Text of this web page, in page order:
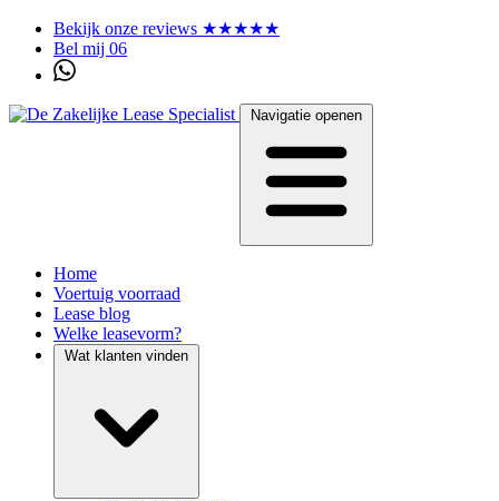
Bekijk onze reviews ★★★★★
Bel mij 06
Navigatie openen
Home
Voertuig voorraad
Lease blog
Welke leasevorm?
Wat klanten vinden